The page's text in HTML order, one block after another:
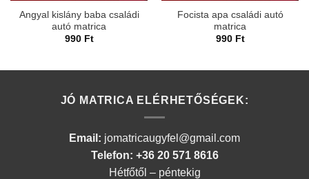
Angyal kislány baba családi
autó matrica
990 Ft
Focista apa családi autó
matrica
990 Ft
JÓ MATRICA ELÉRHETŐSÉGEK:
Email: jomatricaugyfel@gmail.com
Telefon: +36 20 571 8616
Hétfőtől – péntekig